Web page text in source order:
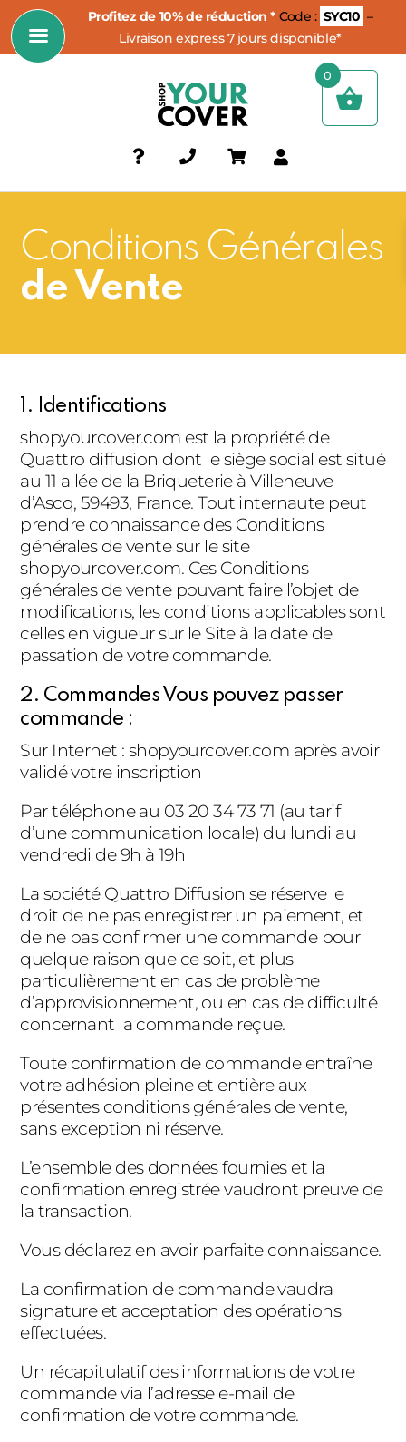
Profitez de 10% de réduction * Code : SYC10 –
Livraison express 7 jours disponible*
Conditions Générales
de Vente
1. Identifications
shopyourcover.com est la propriété de
Quattro diffusion dont le siège social est situé
au 11 allée de la Briqueterie à Villeneuve
d’Ascq, 59493, France. Tout internaute peut
prendre connaissance des Conditions
générales de vente sur le site
shopyourcover.com. Ces Conditions
générales de vente pouvant faire l’objet de
modifications, les conditions applicables sont
celles en vigueur sur le Site à la date de
passation de votre commande.
2. Commandes Vous pouvez passer
commande :
Sur Internet : shopyourcover.com après avoir
validé votre inscription
Par téléphone au 03 20 34 73 71 (au tarif
d’une communication locale) du lundi au
vendredi de 9h à 19h
La société Quattro Diffusion se réserve le
droit de ne pas enregistrer un paiement, et
de ne pas confirmer une commande pour
quelque raison que ce soit, et plus
particulièrement en cas de problème
d’approvisionnement, ou en cas de difficulté
concernant la commande reçue.
Toute confirmation de commande entraîne
votre adhésion pleine et entière aux
présentes conditions générales de vente,
sans exception ni réserve.
L’ensemble des données fournies et la
confirmation enregistrée vaudront preuve de
la transaction.
Vous déclarez en avoir parfaite connaissance.
La confirmation de commande vaudra
signature et acceptation des opérations
effectuées.
Un récapitulatif des informations de votre
commande via l’adresse e-mail de
confirmation de votre commande.
0